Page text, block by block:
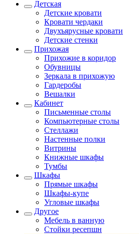
Детская
Детские кровати
Кровати чердаки
Двухъярусные кровати
Детские стенки
Прихожая
Прихожие в коридор
Обувницы
Зеркала в прихожую
Гардеробы
Вешалки
Кабинет
Письменные столы
Компьютерные столы
Стеллажи
Настенные полки
Витрины
Книжные шкафы
Тумбы
Шкафы
Прямые шкафы
Шкафы-купе
Угловые шкафы
Другое
Мебель в ванную
Стойки ресепшн